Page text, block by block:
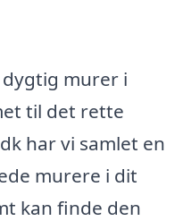
murer i
til det rette
har vi samlet en
murere i dit
kan finde den